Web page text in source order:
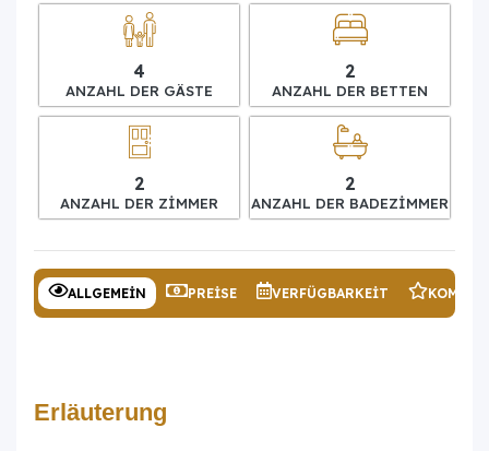
4
ANZAHL DER GÄSTE
2
ANZAHL DER BETTEN
2
ANZAHL DER ZIMMER
2
ANZAHL DER BADEZIMMER
ALLGEMEIN PREISE VERFÜGBARKEIT
Erläuterung